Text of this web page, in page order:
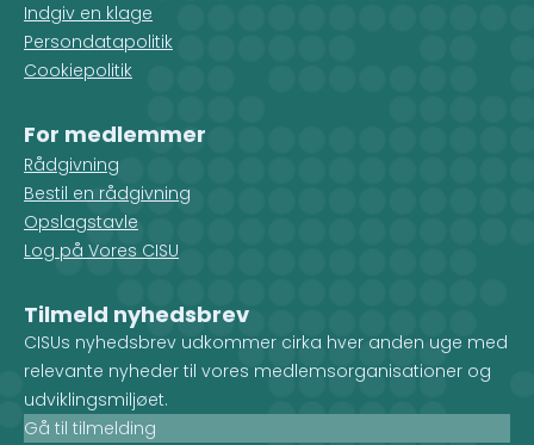
Indgiv en klage
Persondatapolitik
Cookiepolitik
For medlemmer
Rådgivning
Bestil en rådgivning
Opslagstavle
Log på Vores CISU
Tilmeld nyhedsbrev
CISUs nyhedsbrev udkommer cirka hver anden uge med
relevante nyheder til vores medlemsorganisationer og
udviklingsmiljøet.
Gå til tilmelding